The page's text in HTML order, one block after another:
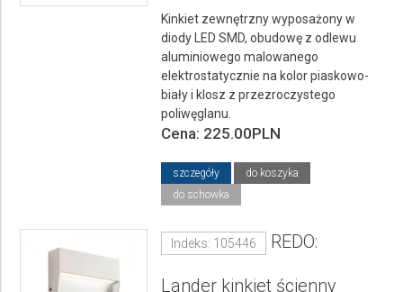
Kinkiet zewnętrzny wyposażony w
diody LED SMD, obudowę z odlewu
aluminiowego malowanego
elektrostatycznie na kolor piaskowo-
biały i klosz z przezroczystego
poliwęglanu.
Cena: 225.00PLN
szczegóły
do koszyka
do schowka
Indeks: 105446 REDO:
Lander kinkiet ścienny